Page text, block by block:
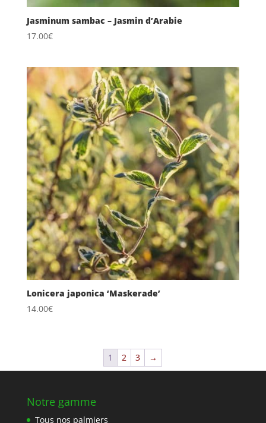
Jasminum sambac – Jasmin d’Arabie
17.00€
Lonicera japonica ‘Maskerade’
14.00€
1 2 3 →
Notre gamme
Tous nos palmiers